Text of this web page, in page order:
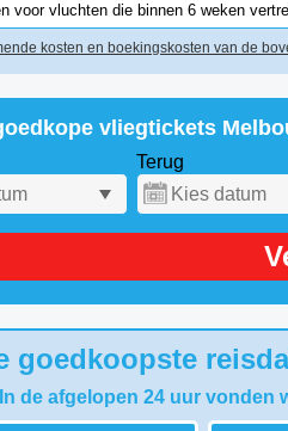
voor vluchten die binnen 6 weken
kosten en boekingskosten van de
vliegtickets
Terug
goedkoopste
In de afgelopen 24 uur